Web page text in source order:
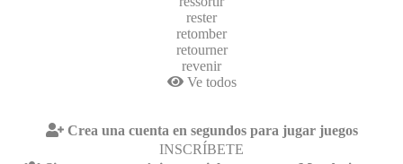
rester
retomber
retourner
revenir
Ve todos
Crea una cuenta en segundos para jugar juegos
INSCRÍBETE